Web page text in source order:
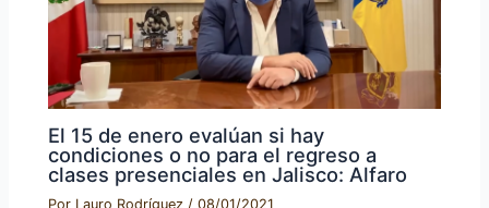
El 15 de enero evalúan si hay
condiciones o no para el regreso a
clases presenciales en Jalisco: Alfaro
Por Lauro Rodríguez /08/01/2021